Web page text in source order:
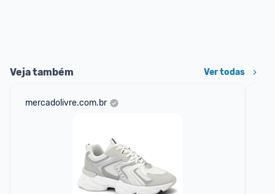
Veja também Ver todas
mercadolivre.com.br